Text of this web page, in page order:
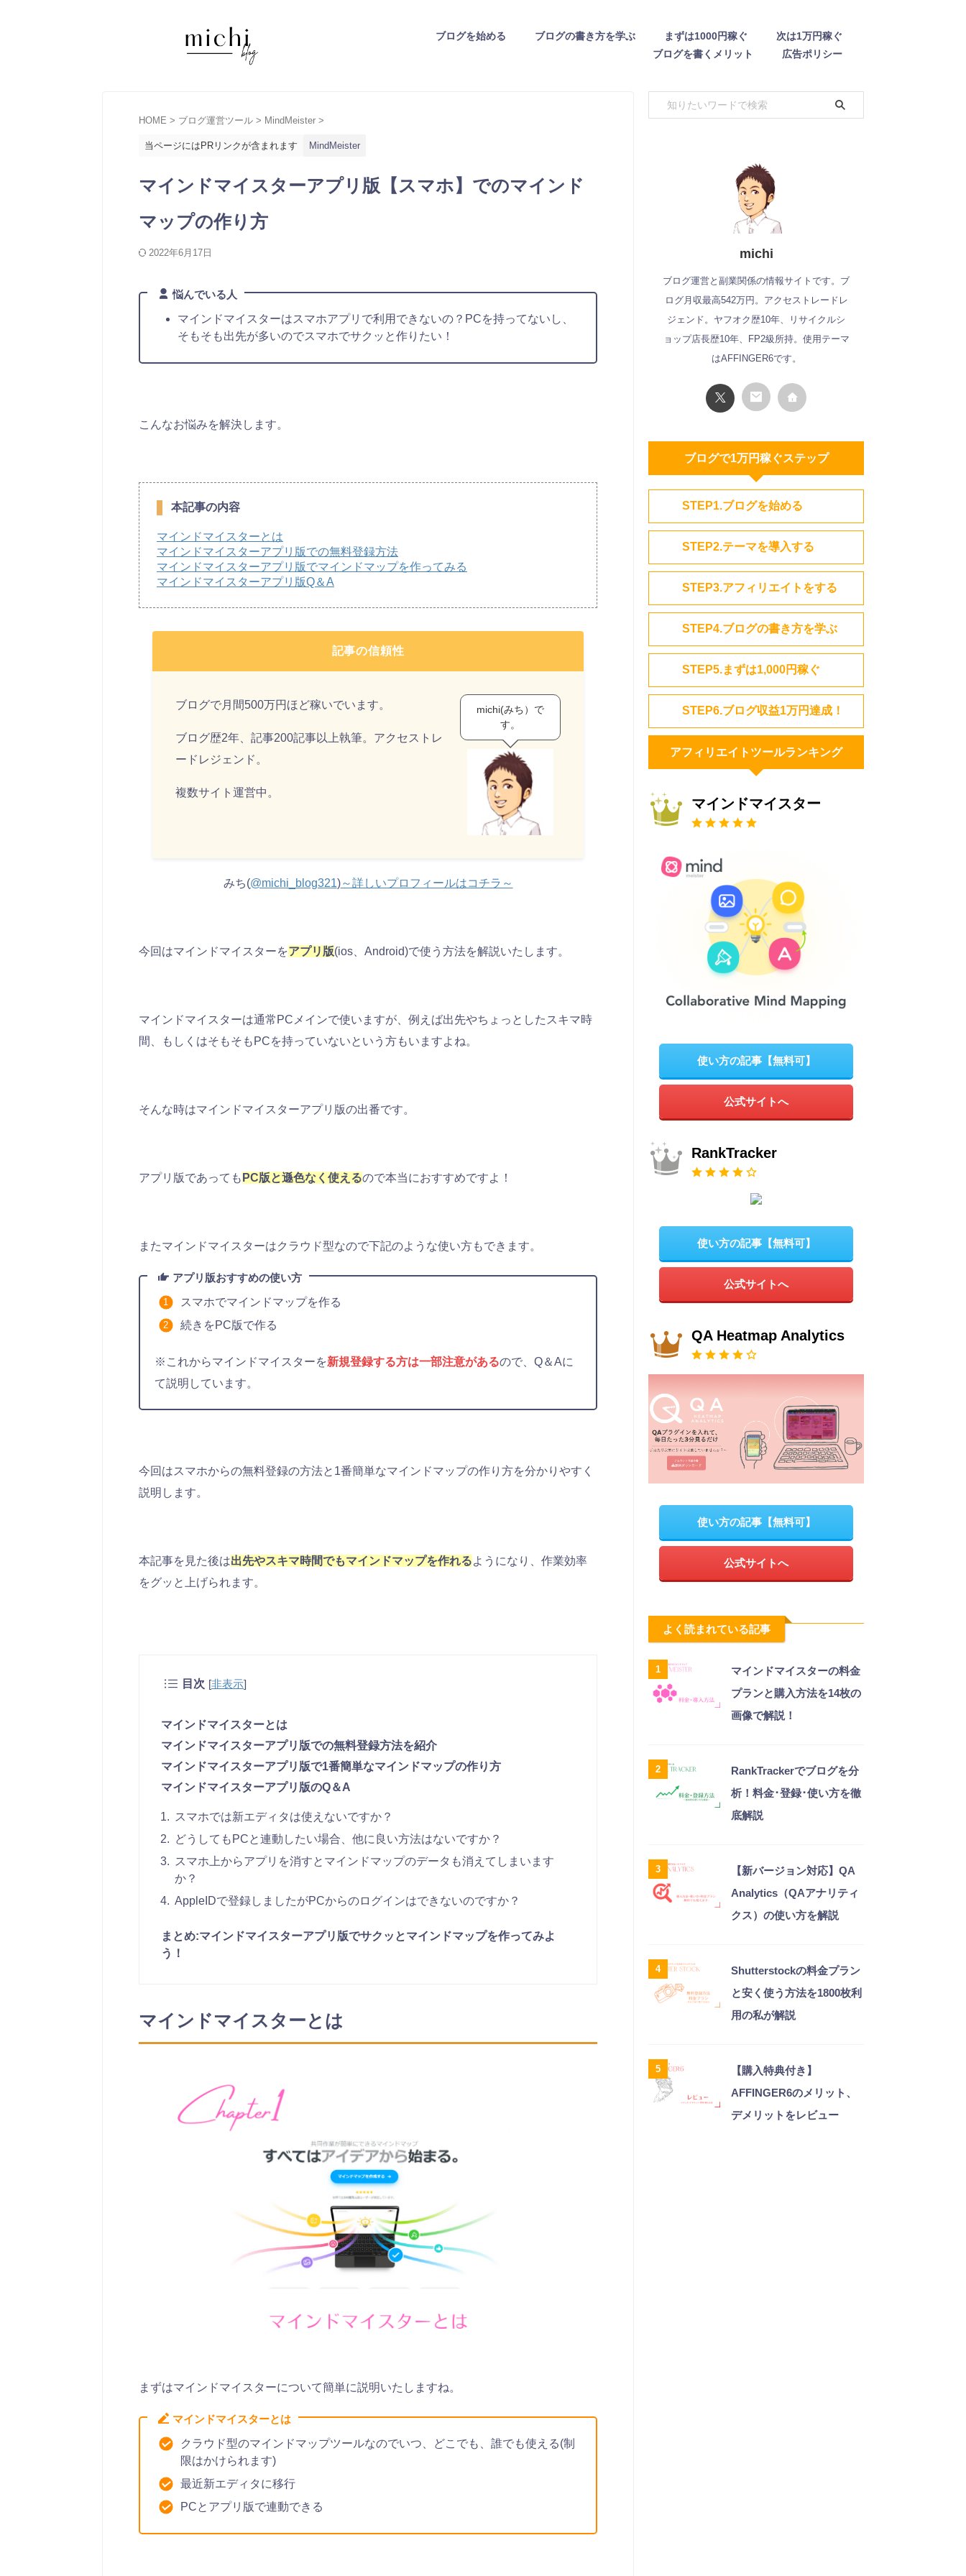
ブログを始める ブログの書き方を学ぶ まずは1000円稼ぐ
次は1万円稼ぐ
ブログを書くメリット
広告ポリシー
HOME > ブログ運営ツール > MindMeister >
当ページにはPRリンクが含まれます MindMeister
マインドマイスターアプリ版【スマホ】でのマインド
マップの作り方
2022年6月17日
悩んでいる人
マインドマイスターはスマホアプリで利用できないの？PCを持ってないし、
そもそも出先が多いのでスマホでサクッと作りたい！
こんなお悩みを解決します。
本記事の内容
マインドマイスターとは
マインドマイスターアプリ版での無料登録方法
マインドマイスターアプリ版でマインドマップを作ってみる
マインドマイスターアプリ版Q＆A
記事の信頼性
ブログで月間500万円ほど稼いでいます。
ブログ歴2年、記事200記事以上執筆。アクセストレ
ードレジェンド。
複数サイト運営中。
michi(みち）で
す。
みち(@michi_blog321)～詳しいプロフィールはコチラ～
今回はマインドマイスターをアプリ版(ios、Android)で使う方法を解説いたします。
マインドマイスターは通常PCメインで使いますが、例えば出先やちょっとしたスキマ時
間、もしくはそもそもPCを持っていないという方もいますよね。
そんな時はマインドマイスターアプリ版の出番です。
アプリ版であっても PC版と遜色なく使えるので本当におすすめですよ！
またマインドマイスターはクラウド型なので下記のような使い方もできます。
アプリ版おすすめの使い方
スマホでマインドマップを作る
続きをPC版で作る
※これからマインドマイスターを新規登録する方は一部注意があるので、Q＆Aに
て説明しています。
今回はスマホからの無料登録の方法と1番簡単なマインドマップの作り方を分かりやすく
説明します。
本記事を見た後は出先やスキマ時間でもマインドマップを作れるようになり、作業効率
をグッと上げられます。
目次 [非表示]
マインドマイスターとは
マインドマイスターアプリ版での無料登録方法を紹介
マインドマイスターアプリ版で1番簡単なマインドマップの作り方
マインドマイスターアプリ版のQ＆A
スマホでは新エディタは使えないですか？
どうしてもPCと連動したい場合、他に良い方法はないですか？
スマホ上からアプリを消すとマインドマップのデータも消えてしまいます
か？
AppleIDで登録しましたがPCからのログインはできないのですか？
まとめ:マインドマイスターアプリ版でサクッとマインドマップを作ってみよ
う！
マインドマイスターとは
まずはマインドマイスターについて簡単に説明いたしますね。
マインドマイスターとは
クラウド型のマインドマップツールなのでいつ、どこでも、誰でも使える(制
限はかけられます)
最近新エディタに移行
PCとアプリ版で連動できる
michi
ブログ運営と副業関係の情報サイトです。ブ
ログ月収最高542万円。アクセストレードレ
ジェンド。ヤフオク歴10年、リサイクルシ
ョップ店長歴10年、FP2級所持。使用テーマ
はAFFINGER6です。
ブログで1万円稼ぐステップ
STEP1.ブログを始める
STEP2.テーマを導入する
STEP3.アフィリエイトをする
STEP4.ブログの書き方を学ぶ
STEP5.まずは1,000円稼ぐ
STEP6.ブログ収益1万円達成！
アフィリエイトツールランキング
マインドマイスター
使い方の記事【無料可】
公式サイトへ
RankTracker
使い方の記事【無料可】
公式サイトへ
QA Heatmap Analytics
使い方の記事【無料可】
公式サイトへ
よく読まれている記事
1
マインドマイスターの料金
プランと購入方法を14枚の
画像で解説！
2
RankTrackerでブログを分
析！料金･登録･使い方を徹
底解説
3
【新バージョン対応】QA
Analytics（QAアナリティ
クス）の使い方を解説
4
Shutterstockの料金プラン
と安く使う方法を1800枚利
用の私が解説
5
【購入特典付き】
AFFINGER6のメリット、
デメリットをレビュー